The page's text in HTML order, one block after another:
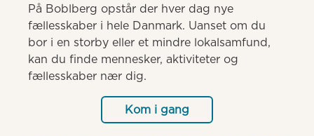
På Boblberg opstår der hver dag nye
fællesskaber i hele Danmark. Uanset om du
bor i en storby eller et mindre lokalsamfund,
kan du finde mennesker, aktiviteter og
fællesskaber nær dig.
Kom i gang